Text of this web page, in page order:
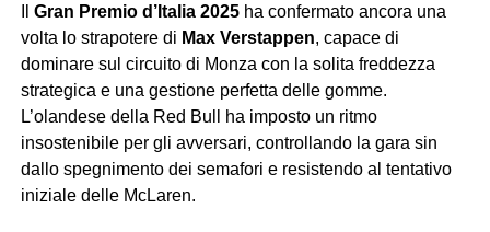
Leclerc ha chiuso quarto, vicino al podio ma lontano dalla
vittoria, mentre il weekend nel complesso ha confermato
che la Rossa, pur competitiva, fatica ancora a tenere il
passo di Red Bull e McLaren. I tifosi hanno applaudito,
ma lo hanno fatto più per amore che per reale
soddisfazione.
George Russell
Gran Premio d’Italia 2025ha confermato ancora una
volta lo strapotere di Max Verstappen, capace di
dominare sul circuito di Monza con la solita freddezza
strategica e una gestione perfetta delle gomme.
L’olandese della Red Bull ha imposto un ritmo
insostenibile per gli avversari, controllando la gara sin
dallo spegnimento dei semafori e resistendo al tentativo
iniziale delle McLaren.